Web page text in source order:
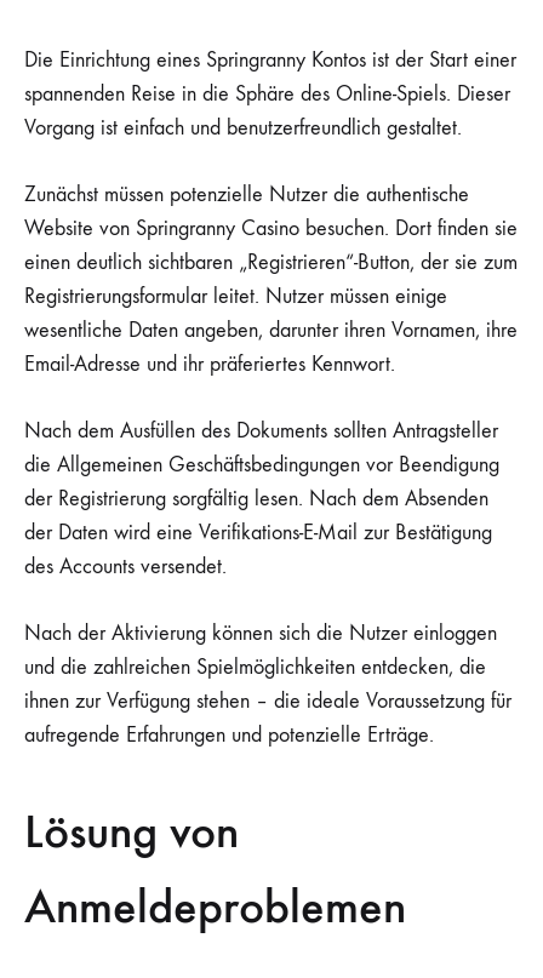
Die Einrichtung eines Springranny Kontos ist der Start einer
spannenden Reise in die Sphäre des Online-Spiels. Dieser
Vorgang ist einfach und benutzerfreundlich gestaltet.
Zunächst müssen potenzielle Nutzer die authentische
Website von Springranny Casino besuchen. Dort finden sie
einen deutlich sichtbaren „Registrieren“-Button, der sie zum
Registrierungsformular leitet. Nutzer müssen einige
wesentliche Daten angeben, darunter ihren Vornamen, ihre
Email-Adresse und ihr präferiertes Kennwort.
Nach dem Ausfüllen des Dokuments sollten Antragsteller
die Allgemeinen Geschäftsbedingungen vor Beendigung
der Registrierung sorgfältig lesen. Nach dem Absenden
der Daten wird eine Verifikations-E-Mail zur Bestätigung
des Accounts versendet.
Nach der Aktivierung können sich die Nutzer einloggen
und die zahlreichen Spielmöglichkeiten entdecken, die
ihnen zur Verfügung stehen – die ideale Voraussetzung für
aufregende Erfahrungen und potenzielle Erträge.
Lösung von
Anmeldeproblemen